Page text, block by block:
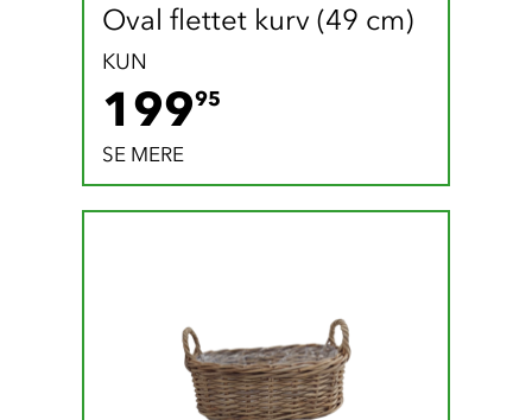
Oval flettet kurv (49 cm)
KUN
19995
SE MERE